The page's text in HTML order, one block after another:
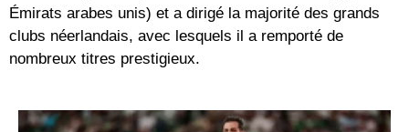
Émirats arabes unis) et a dirigé la majorité des grands
clubs néerlandais, avec lesquels il a remporté de
nombreux titres prestigieux.